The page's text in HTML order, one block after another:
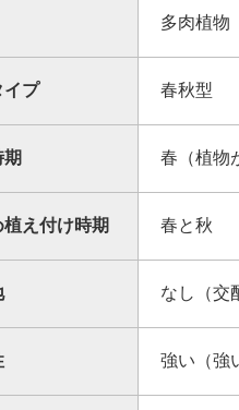
多肉植物
イプ 春秋型
期 春（植物
植え付け時期 春と秋
なし（交
強い（強